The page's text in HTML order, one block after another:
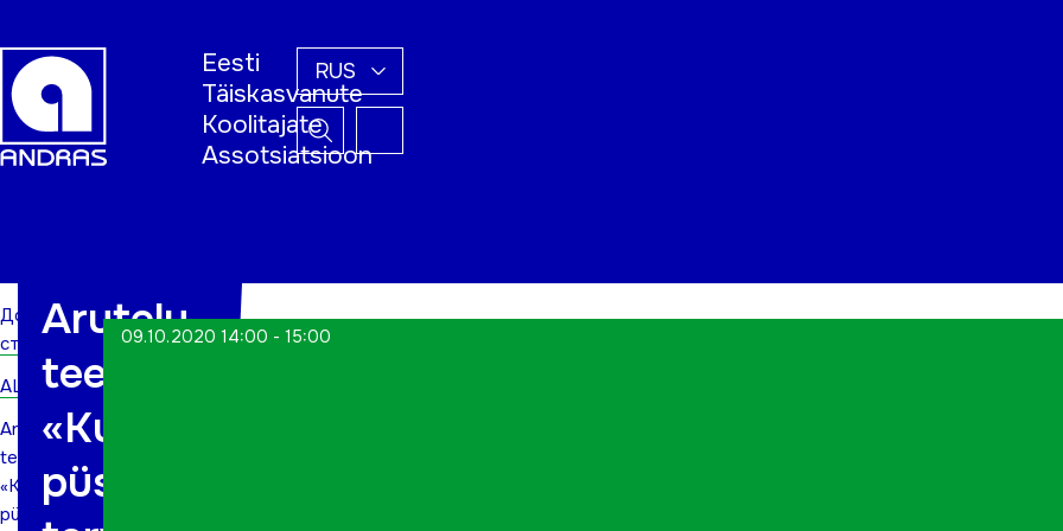
Eesti
Täiskasvanute
Koolitajate
Assotsiatsioon
RUS
Домашняя
страница
ALWs
Arutelu
teemal
«Kuidas
püsida
Arutelu
teemal
«Kuidas
püsida
09.10.2020 14:00 - 15:00